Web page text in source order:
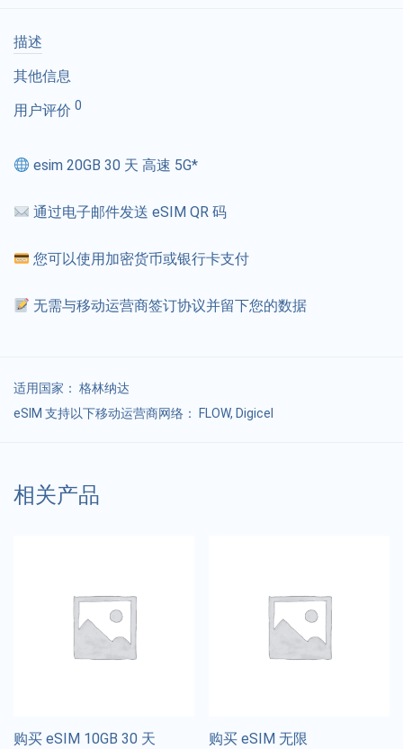
描述
其他信息
用户评价 0
esim 20GB 30 天 高速 5G*
通过电子邮件发送 eSIM QR 码
您可以使用加密货币或银行卡支付
无需与移动运营商签订协议并留下您的数据
适用国家： 格林纳达
eSIM 支持以下移动运营商网络： FLOW, Digicel
相关产品
购买 eSIM 10GB 30 天
购买 eSIM 无限